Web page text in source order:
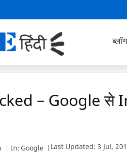
ब्लॉग
– Google से
In: Google Last Updated: 3 Jul,